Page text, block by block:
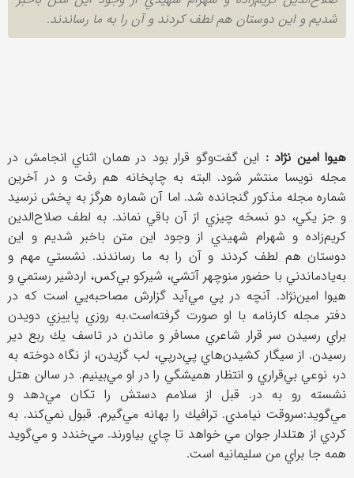
شديم و اين دوستان هم لطف كردند و آن را به ما رساندند.
‌هيوا امين نژاد : اين گفت‌وگو قرار بود در همان اثناي انجامش در
مجله نويسا منتشر شود. البته به چاپخانه هم رفت و در آخرين
شماره‌ مجله مذكور گنجانده شد. اما آن شماره هرگز به پخش نرسيد
و جز يكي، دو نسخه چيزي از آن باقي نماند. به لطف صلاح‌الدين
كريم‌زاده و شهرام شهيدي از وجود اين متن با‌خبر شديم و اين
دوستان هم لطف كردند و آن را به ما رساندند. نشستي مهم و
به‌ياد‌ماندني با حضور منوچهر آتشي، شيركو بي‌كس، اردشير رستمي و
هيوا امين‌نژاد. آنچه در پي مي‌آيد گزارش مصاحبه‌يي است كه در
دفتر مجله كارنامه با او صورت گرفته‌است.به روزي پاييزي دويدن
براي رسيدن سر قرار شاعري مسافر و ماندن در تاسف يك ربع دير
رسيدن. از سيگار كشيدن‌هاي پي‌درپي، لب گزيدن، از نگاه دوخته به
در، نوعي بي‌قراري و انتظار هميشگي را در او مي‌بينيم. در سالن هتل
نشسته رو به در. قبل از سلامم دستش را تكان مي‌دهد و
مي‌گويد:‌سروقت نيامدي. ترافيك را بهانه مي‌گيرم. قبول نمي‌كند. به
كردي از هتلدار جوان مي خواهد تا چاي بياورند. مي‌خندد و مي‌گويد
همه جا براي من سليمانيه است.